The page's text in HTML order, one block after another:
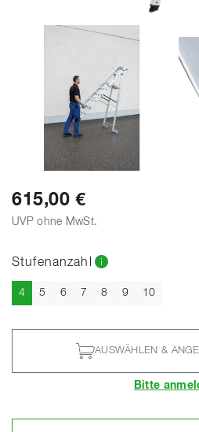
615,00 €
UVP ohne MwSt.
Stufenanzahl
4Aktuell
5 6 7 8 9 10
AUSWÄHLEN &
Bitte